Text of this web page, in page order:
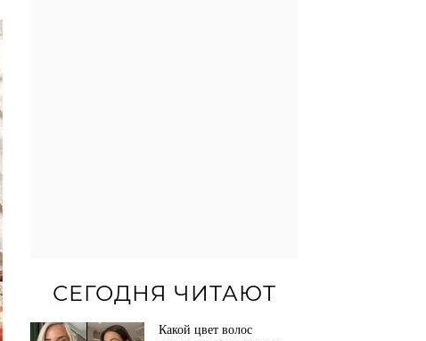
СЕГОДНЯ ЧИТАЮТ
Какой цвет волос